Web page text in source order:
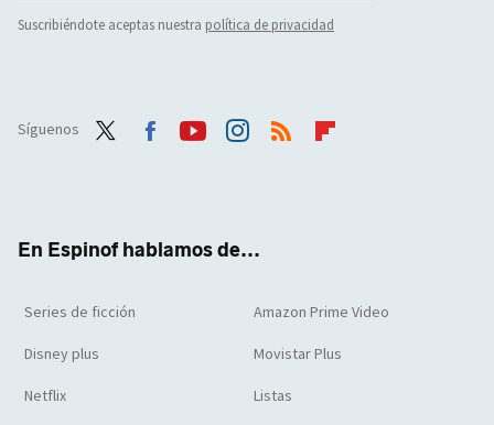
Suscribiéndote aceptas nuestra política de privacidad
Síguenos
En Espinof hablamos de...
Series de ficción Amazon Prime Video
Disney plus Movistar Plus
Netflix Listas